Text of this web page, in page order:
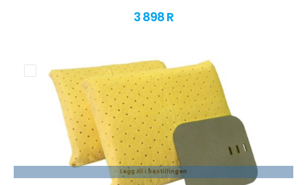
3 898 R
Legg til i bestillingen